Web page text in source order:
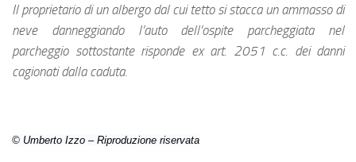
Il proprietario di un albergo dal cui tetto si stacca un ammasso di
neve danneggiando l’auto dell’ospite parcheggiata nel
parcheggio sottostante risponde ex art. 2051 c.c. dei danni
cagionati dalla caduta.
© Umberto Izzo – Riproduzione riservata